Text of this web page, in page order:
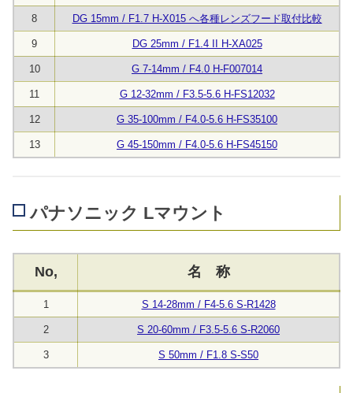
8 DG 15mm / F1.7 H-X015 へ各種レンズフード取付比較
9 DG 25mm / F1.4 II H-XA025
10 G 7-14mm / F4.0 H-F007014
11 G 12-32mm / F3.5-5.6 H-FS12032
12 G 35-100mm / F4.0-5.6 H-FS35100
13 G 45-150mm / F4.0-5.6 H-FS45150
パナソニック Lマウント
No, 名 称
1 S 14-28mm / F4-5.6 S-R1428
2 S 20-60mm / F3.5-5.6 S-R2060
3 S 50mm / F1.8 S-S50